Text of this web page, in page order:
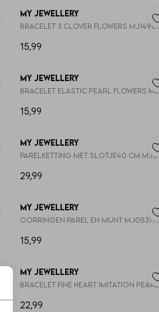
My Jewellery
Bracelet 3 clover flowers MJ14907
15,99
My Jewellery
15,99
My Jewellery
29,99
My Jewellery
15,99
My Jewellery
22,99